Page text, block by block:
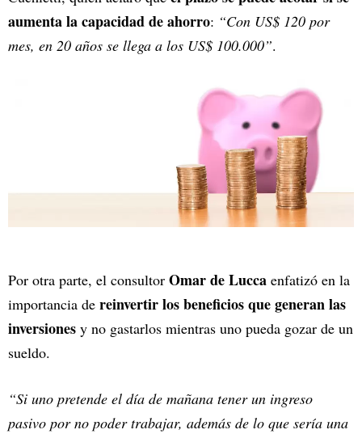
aumenta la capacidad de ahorro: “Con US$ 120 por
mes, en 20 años se llega a los US$ 100.000”.
Por otra parte, el consultor Omar de Lucca enfatizó en la
importancia de reinvertir los beneficios que generan las
inversiones y no gastarlos mientras uno pueda gozar de un
sueldo.
“Si uno pretende el día de mañana tener un ingreso
pasivo por no poder trabajar, además de lo que sería una